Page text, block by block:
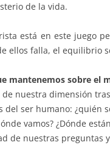
de la vida.
está en este juego
ellos falla, el equilibrio
mantenemos sobre el
de nuestra dimensión
ser humano: ¿quién
vamos? ¿Dónde
de nuestras preguntas